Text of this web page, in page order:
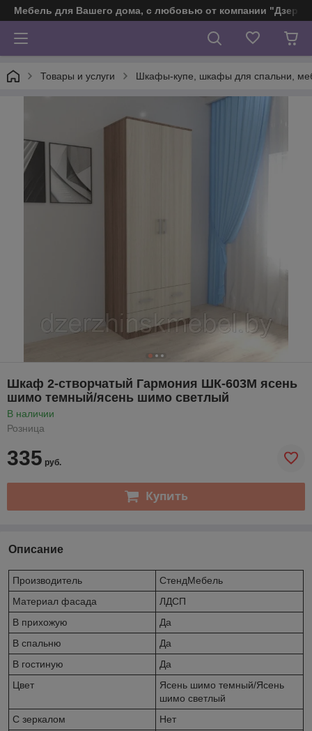
Мебель для Вашего дома, с любовью от компании
Товары и услуги Шкафы-купе, шкафы для спальни,
Шкаф 2-створчатый Гармония ШК-603М ясень
шимо темный/ясень шимо светлый
В наличии
Розница
335 руб.
Купить
Описание
Производитель
СтендМебель
Материал фасада
ЛДСП
В прихожую
Да
В спальню
Да
В гостиную
Да
Цвет
Ясень шимо темный/Ясень
шимо светлый
С зеркалом
Нет